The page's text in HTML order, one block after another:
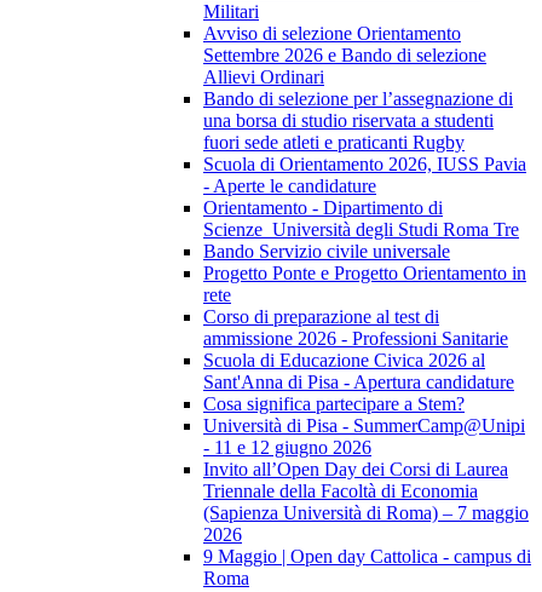
Militari
Avviso di selezione Orientamento
Settembre 2026 e Bando di selezione
Allievi Ordinari
Bando di selezione per l’assegnazione di
una borsa di studio riservata a studenti
fuori sede atleti e praticanti Rugby
Scuola di Orientamento 2026, IUSS Pavia
- Aperte le candidature
Orientamento - Dipartimento di
Scienze_Università degli Studi Roma Tre
Bando Servizio civile universale
Progetto Ponte e Progetto Orientamento in
rete
Corso di preparazione al test di
ammissione 2026 - Professioni Sanitarie
Scuola di Educazione Civica 2026 al
Sant'Anna di Pisa - Apertura candidature
Cosa significa partecipare a Stem?
Università di Pisa - SummerCamp@Unipi
- 11 e 12 giugno 2026
Invito all’Open Day dei Corsi di Laurea
Triennale della Facoltà di Economia
(Sapienza Università di Roma) – 7 maggio
2026
9 Maggio | Open day Cattolica - campus di
Roma